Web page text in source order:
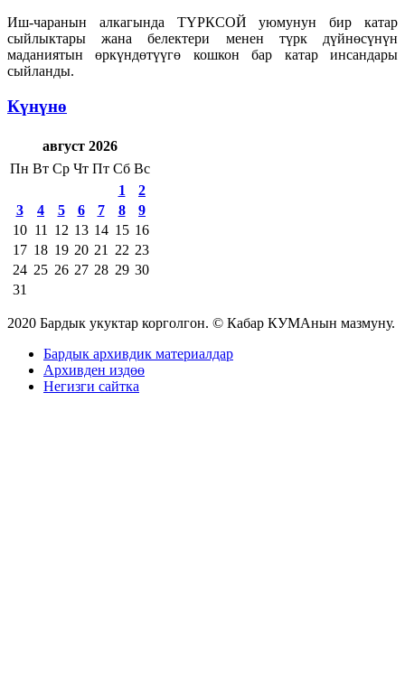
Иш-чаранын алкагында ТҮРКСОЙ уюмунун бир катар
сыйлыктары жана белектери менен түрк дүйнөсүнүн
маданиятын өркүндөтүүгө кошкон бар катар инсандары
сыйланды.
Күнүнө
август 2026
Пн Вт Ср Чт Пт Сб Вс
1
2
3
4 5 6 7 8
9
10 11 12 13 14 15 16
17 18 19 20 21 22 23
24 25 26 27 28 29 30
31
2020 Бардык укуктар корголгон. © Кабар КУМАнын мазмуну.
Бардык архивдик материалдар
Архивден издөө
Негизги сайтка